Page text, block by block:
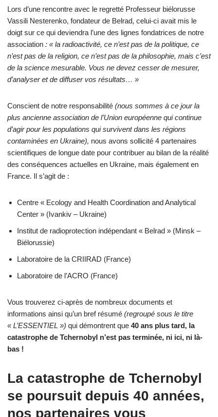
Lors d’une rencontre avec le regretté Professeur biélorusse
Vassili Nesterenko, fondateur de Belrad, celui-ci avait mis le
doigt sur ce qui deviendra l’une des lignes fondatrices de notre
association : « la radioactivité, ce n’est pas de la politique, ce
n’est pas de la religion, ce n’est pas de la philosophie, mais c’est
de la science mesurable. Vous ne devez cesser de mesurer,
d’analyser et de diffuser vos résultats… »
Conscient de notre responsabilité (nous sommes à ce jour la
plus ancienne association de l’Union européenne qui continue
d’agir pour les populations qui survivent dans les régions
contaminées en Ukraine), nous avons sollicité 4 partenaires
scientifiques de longue date pour contribuer au bilan de la réalité
des conséquences actuelles en Ukraine, mais également en
France. Il s’agit de :
Centre « Ecology and Health Coordination and Analytical
Center » (Ivankiv – Ukraine)
Institut de radioprotection indépendant « Belrad » (Minsk –
Biélorussie)
Laboratoire de la CRIIRAD (France)
Laboratoire de l’ACRO (France)
Vous trouverez ci-après de nombreux documents et
informations ainsi qu’un bref résumé (regroupé sous le titre
« L’ESSENTIEL ») qui démontrent que 40 ans plus tard, la
catastrophe de Tchernobyl n’est pas terminée, ni ici, ni là-
bas !
La catastrophe de Tchernobyl
se poursuit depuis 40 années,
nos partenaires vous